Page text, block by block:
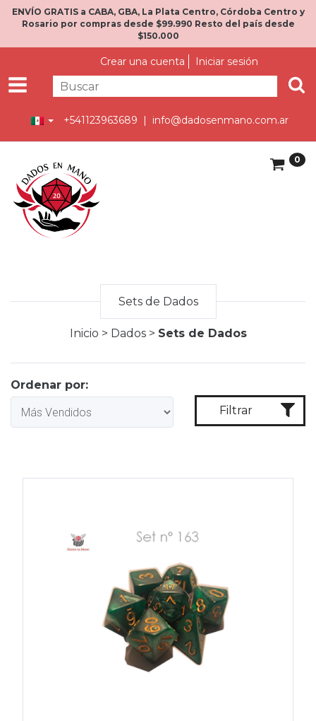
ENVÍO GRATIS a CABA, GBA, La Plata Centro, Córdoba Centro y
Rosario por compras desde $99.990 Resto del país desde
$150.000
Crear una cuenta Iniciar sesión
+541123963689 | info@dadosenmano.com.ar
0
Sets de Dados
Inicio > Dados > Sets de Dados
Ordenar por:
Filtrar